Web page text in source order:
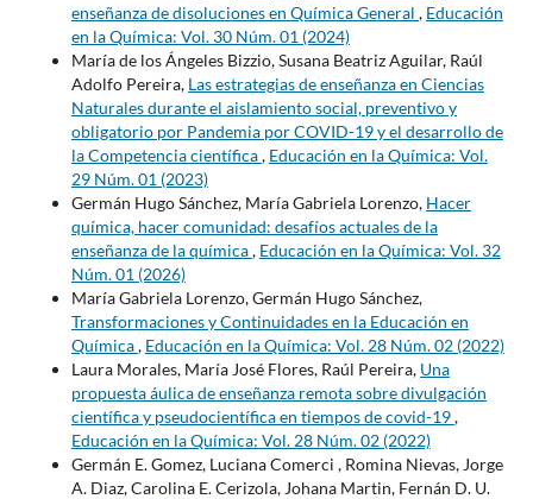
enseñanza de disoluciones en Química General , Educación
en la Química: Vol. 30 Núm. 01 (2024)
María de los Ángeles Bizzio, Susana Beatriz Aguilar, Raúl
Adolfo Pereira, Las estrategias de enseñanza en Ciencias
Naturales durante el aislamiento social, preventivo y
obligatorio por Pandemia por COVID-19 y el desarrollo de
la Competencia científica, Educación en la Química: Vol.
29 Núm. 01 (2023)
Germán Hugo Sánchez, María Gabriela Lorenzo, Hacer
química, hacer comunidad: desafíos actuales de la
enseñanza de la química, Educación en la Química: Vol. 32
Núm. 01 (2026)
María Gabriela Lorenzo, Germán Hugo Sánchez,
Transformaciones y Continuidades en la Educación en
Química, Educación en la Química: Vol. 28 Núm. 02 (2022)
Laura Morales, María José Flores, Raúl Pereira, Una
propuesta áulica de enseñanza remota sobre divulgación
científica y pseudocientífica en tiempos de covid-19,
Educación en la Química: Vol. 28 Núm. 02 (2022)
Germán E. Gomez, Luciana Comerci , Romina Nievas, Jorge
A. Diaz, Carolina E. Cerizola, Johana Martin, Fernán D. U.